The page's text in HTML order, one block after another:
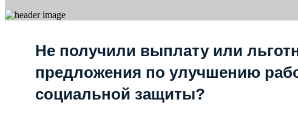
Не получили выплату или
предложения по улучшению
социальной защиты?